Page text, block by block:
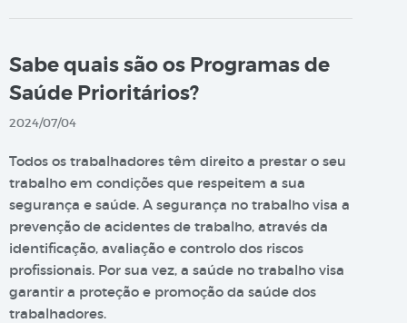
Sabe quais são os Programas de
Saúde Prioritários?
2024/07/04
Todos os trabalhadores têm direito a prestar o seu
trabalho em condições que respeitem a sua
segurança e saúde. A segurança no trabalho visa a
prevenção de acidentes de trabalho, através da
identificação, avaliação e controlo dos riscos
profissionais. Por sua vez, a saúde no trabalho visa
garantir a proteção e promoção da saúde dos
trabalhadores.